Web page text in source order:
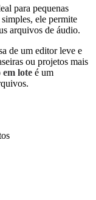
para pequenas
ele permite
arquivos de áudio.
de um editor leve e
ou projetos mais
em lote é um